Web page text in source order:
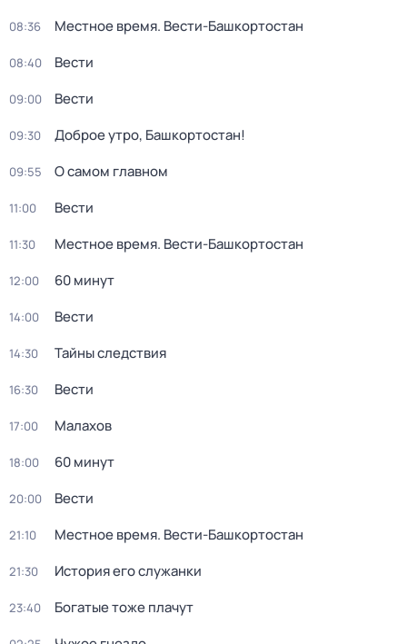
08:36 Местное время. Вести-Башкортостан
08:40 Вести
09:00 Вести
09:30 Доброе утро, Башкортостан!
09:55 О самом главном
11:00 Вести
11:30 Местное время. Вести-Башкортостан
12:00 60 минут
14:00 Вести
14:30 Тайны следствия
16:30 Вести
17:00 Малахов
18:00 60 минут
20:00 Вести
21:10 Местное время. Вести-Башкортостан
21:30 История его служанки
23:40 Богатые тоже плачут